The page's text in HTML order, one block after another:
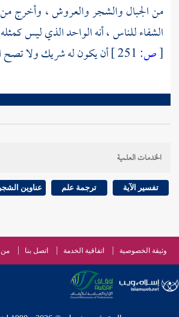
من الجبال والشجر والعروش ، وأخرج
الشفاء للناس ، أنه الواحد الذي ليس
[ص: أن يكون له شريك ولا تصح
الخدمات العلمية
تفسير الآية ترجمة علم عناوين
وثيقة الخصوصية اتفاقية الخدمة اتصل بنا من